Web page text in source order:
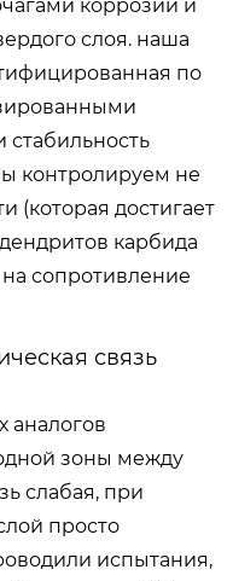
коррозии и
слоя. наша
по
контролируем не
(которая достигает
карбида
сопротивление
связь
аналогов
зоны между
слабая, при
просто
испытания,